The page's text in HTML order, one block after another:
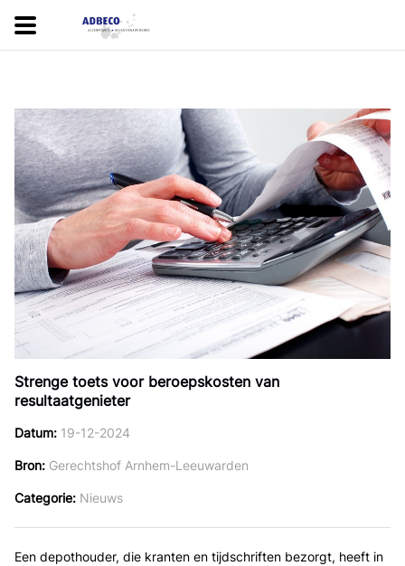
Strenge toets voor beroepskosten van
resultaatgenieter
Datum 19-12-2024
Bron Gerechtshof Arnhem-Leeuwarden
Categorie Nieuws
Een depothouder, die kranten en tijdschriften bezorgt, heeft in